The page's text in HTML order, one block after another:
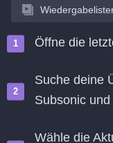
Öffne die
Suche deine
Subsonic
Wähle die